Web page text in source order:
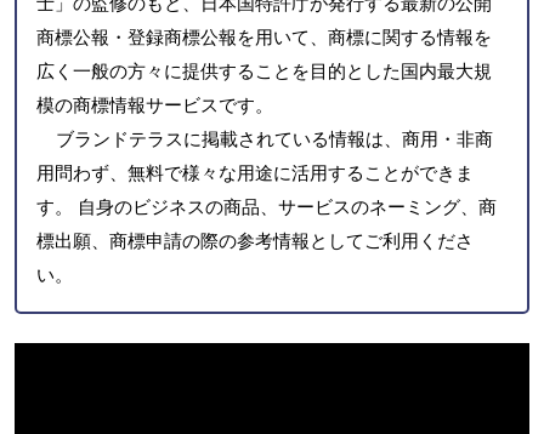
商標公報・登録商標公報を用いて、商標に関する情報を
広く一般の方々に提供することを目的とした国内最大規
模の商標情報サービスです。
ブランドテラスに掲載されている情報は、商用・非商
用問わず、無料で様々な用途に活用することができま
す。 自身のビジネスの商品、サービスのネーミング、商
標出願、商標申請の際の参考情報としてご利用くださ
い。